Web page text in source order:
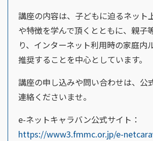
講座の内容は、子どもに迫るネット
や特徴を学んで頂くとともに、親子
り、インターネット利用時の家庭内
推奨することを中心としています。
講座の申し込みや問い合わせは、公
連絡くださいませ。
e-ネットキャラバン公式サイト：
https://www3.fmmc.or.jp/e-